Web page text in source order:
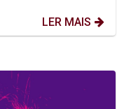
LER MAIS